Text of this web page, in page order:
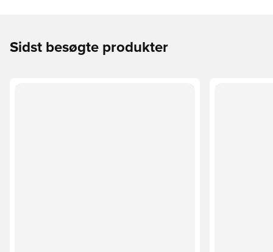
Sidst besøgte produkter